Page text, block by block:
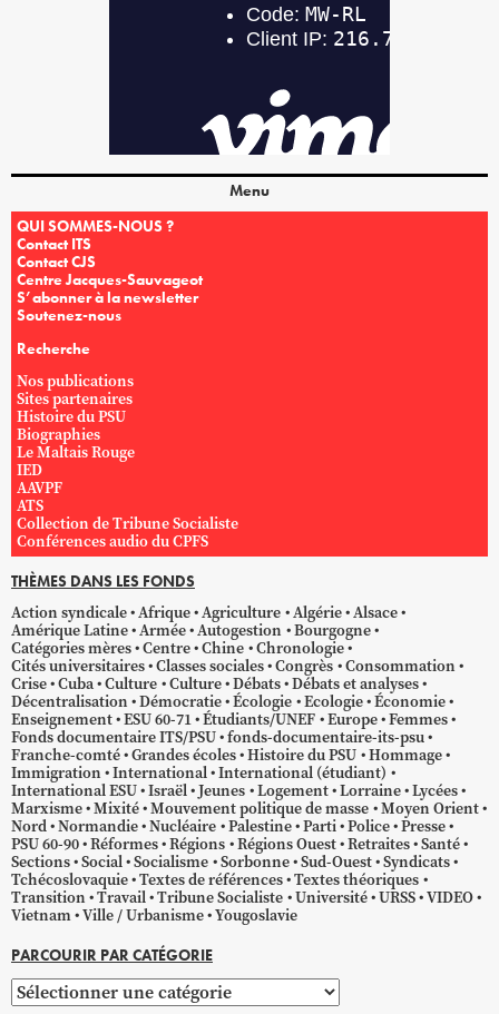
Menu
QUI SOMMES-NOUS ?
Contact ITS
Contact CJS
Centre Jacques-Sauvageot
S’abonner à la newsletter
Soutenez-nous
Recherche
Nos publications
Sites partenaires
Histoire du PSU
Biographies
Le Maltais Rouge
IED
AAVPF
ATS
Collection de Tribune Socialiste
Conférences audio du CPFS
THÈMES DANS LES FONDS
Action syndicale Afrique Agriculture Algérie Alsace
Amérique Latine Armée Autogestion
Bourgogne
Catégories mères Centre Chine Chronologie
Cités universitaires Classes sociales Congrès Consommation
Crise Cuba Culture Culture Débats Débats et analyses
Décentralisation Démocratie Écologie Ecologie Économie
Enseignement ESU 60-71 Étudiants/UNEF Europe Femmes
Fonds documentaire ITS/PSU fonds-documentaire-its-psu
Franche-comté Grandes écoles Histoire du PSU Hommage
Immigration International International (étudiant)
International ESU Israël Jeunes Logement Lorraine Lycées
Marxisme Mixité Mouvement politique de masse Moyen Orient
Nord Normandie Nucléaire Palestine Parti Police Presse
PSU 60-90 Réformes Régions Régions Ouest Retraites Santé
Sections Social Socialisme Sorbonne Sud-Ouest Syndicats
Tchécoslovaquie Textes de références Textes théoriques
Transition Travail Tribune Socialiste Université URSS VIDEO
Vietnam Ville / Urbanisme Yougoslavie
PARCOURIR PAR CATÉGORIE
Parcourir